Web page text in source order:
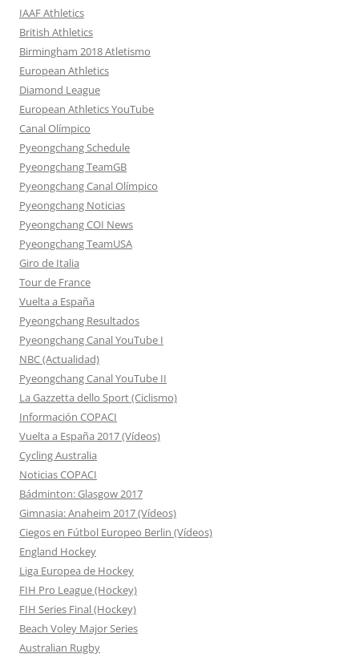
IAAF Athletics
British Athletics
Birmingham 2018 Atletismo
European Athletics
Diamond League
European Athletics YouTube
Canal Olímpico
Pyeongchang Schedule
Pyeongchang TeamGB
Pyeongchang Canal Olímpico
Pyeongchang Noticias
Pyeongchang COI News
Pyeongchang TeamUSA
Giro de Italia
Tour de France
Vuelta a España
Pyeongchang Resultados
Pyeongchang Canal YouTube I
NBC (Actualidad)
Pyeongchang Canal YouTube II
La Gazzetta dello Sport (Ciclismo)
Información COPACI
Vuelta a España 2017 (Vídeos)
Cycling Australia
Noticias COPACI
Bádminton: Glasgow 2017
Gimnasia: Anaheim 2017 (Vídeos)
Ciegos en Fútbol Europeo Berlin (Vídeos)
England Hockey
Liga Europea de Hockey
FIH Pro League (Hockey)
FIH Series Final (Hockey)
Beach Voley Major Series
Australian Rugby